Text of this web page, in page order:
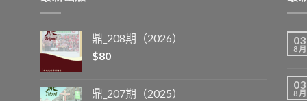
鼎_208期（2026）
$80
鼎_207期（2025）
03
8 月
03
8 月